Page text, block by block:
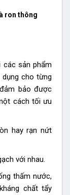
ron thông
các sản phẩm
cho từng
bảo được
cách tối ưu
hay rạn nứt
với nhau.
thấm nước,
chất tẩy